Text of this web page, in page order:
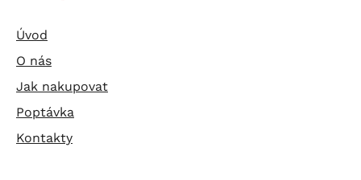
Úvod
O nás
Jak nakupovat
Poptávka
Kontakty